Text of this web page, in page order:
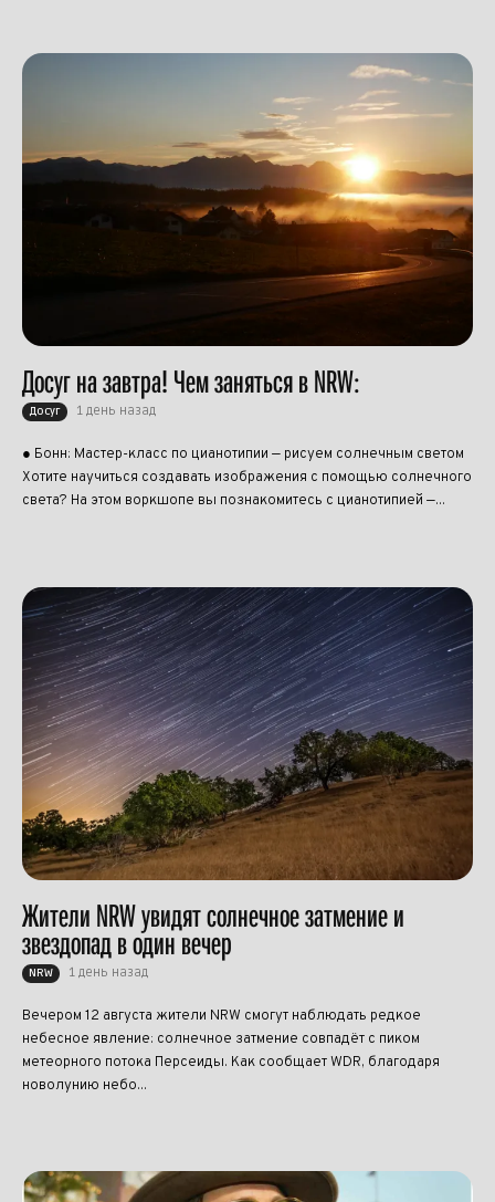
Досуг на завтра! Чем заняться в NRW:
Досуг 1 день назад
● Бонн: Мастер-класс по цианотипии — рисуем солнечным светом
Хотите научиться создавать изображения с помощью солнечного
света? На этом воркшопе вы познакомитесь с цианотипией —...
Жители NRW увидят солнечное затмение и
звездопад в один вечер
NRW 1 день назад
Вечером 12 августа жители NRW смогут наблюдать редкое
небесное явление: солнечное затмение совпадёт с пиком
метеорного потока Персеиды. Как сообщает WDR, благодаря
новолунию небо...